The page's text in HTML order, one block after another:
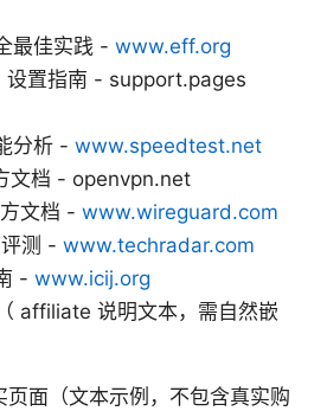
最佳实践 - www.eff.org
设置指南 - support.pages
分析 - www.speedtest.net
文档 - openvpn.net
文档 - www.wireguard.com
测 - www.techradar.com
- www.icij.org
affiliate 说明文本，需自然嵌
面（文本示例，不包含真实购